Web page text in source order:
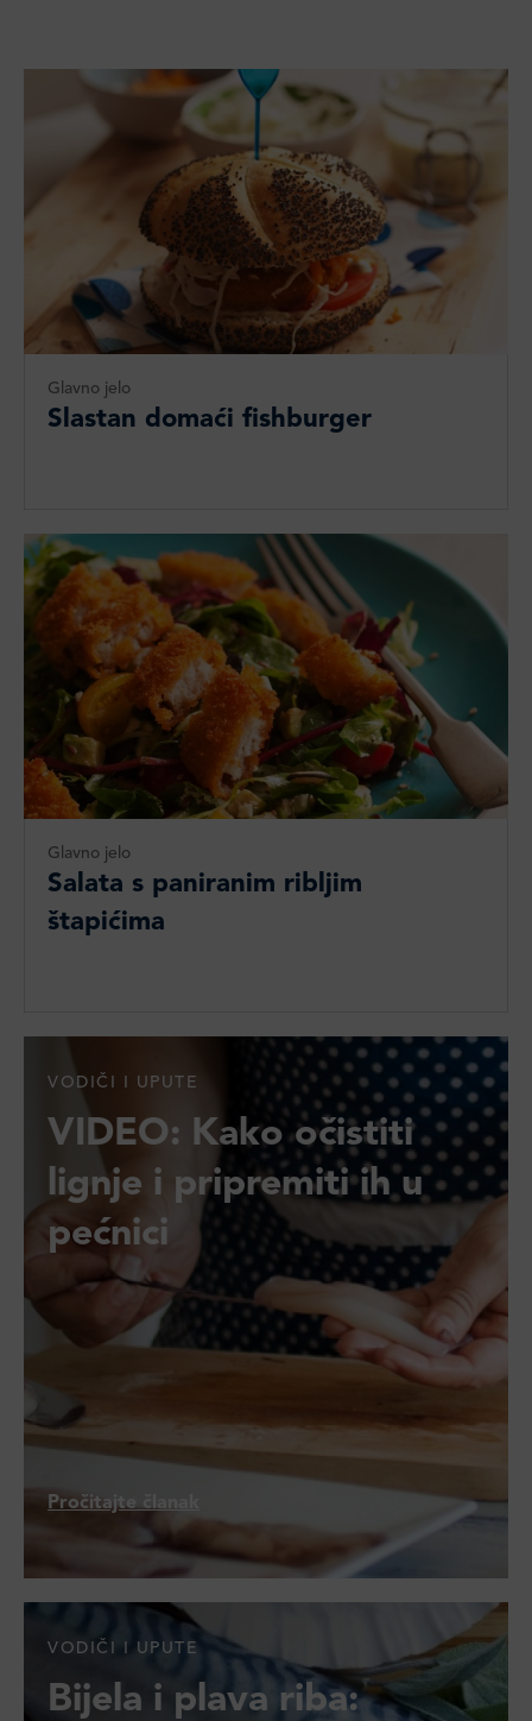
Glavno jelo
Slastan domaći fishburger
Glavno jelo
Salata s paniranim ribljim
štapićima
VODIČI I UPUTE
VIDEO: Kako očistiti
lignje i pripremiti ih u
pećnici
Pročitajte članak
VODIČI I UPUTE
Bijela i plava riba: